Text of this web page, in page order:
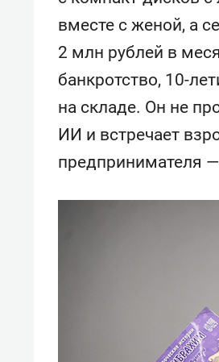
вместе с женой, а
2 млн рублей в
банкротство, 10-
на складе. Он не
ИИ и встречает
предпринимателя —